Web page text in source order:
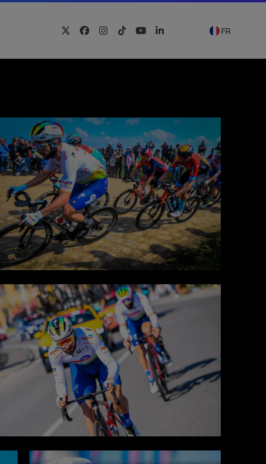
TwitterFacebook
Instagram
TiktokYouTubeLinkedIn FR